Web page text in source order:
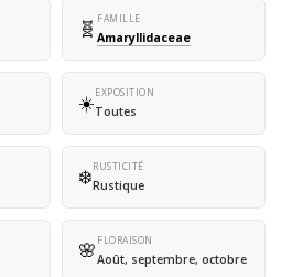
🧬 FAMILLE
Amaryllidaceae
☀️EXPOSITION
Toutes
❄️RUSTICITÉ
Rustique
🌸 FLORAISON
Août, septembre, octobre